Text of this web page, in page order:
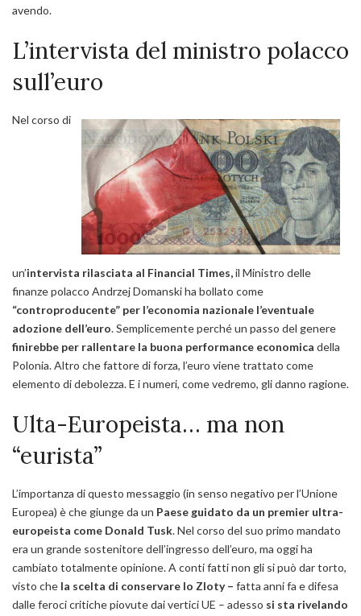
avendo.
L’intervista del ministro polacco
sull’euro
Nel corso di
un’intervista rilasciata al Financial Times,il Ministro delle
finanze polacco Andrzej Domanski ha bollato come
“controproducente” per l’economia nazionale l’eventuale
adozione dell’euro. Semplicemente perché un passo del genere
finirebbe per rallentare la buona performance economica della
Polonia. Altro che fattore di forza, l’euro viene trattato come
elemento di debolezza. E i numeri, come vedremo, gli danno ragione.
Ulta-Europeista… ma non
“eurista”
L’importanza di questo messaggio (in senso negativo per l’Unione
Europea) è che giunge da un Paese guidato da un premier ultra-
europeista come Donald Tusk. Nel corso del suo primo mandato
era un grande sostenitore dell’ingresso dell’euro, ma oggi ha
cambiato totalmente opinione. A conti fatti non gli si può dar torto,
visto che la scelta di conservare lo Zloty – fatta anni fa e difesa
dalle feroci critiche piovute dai vertici UE – adesso si sta rivelando